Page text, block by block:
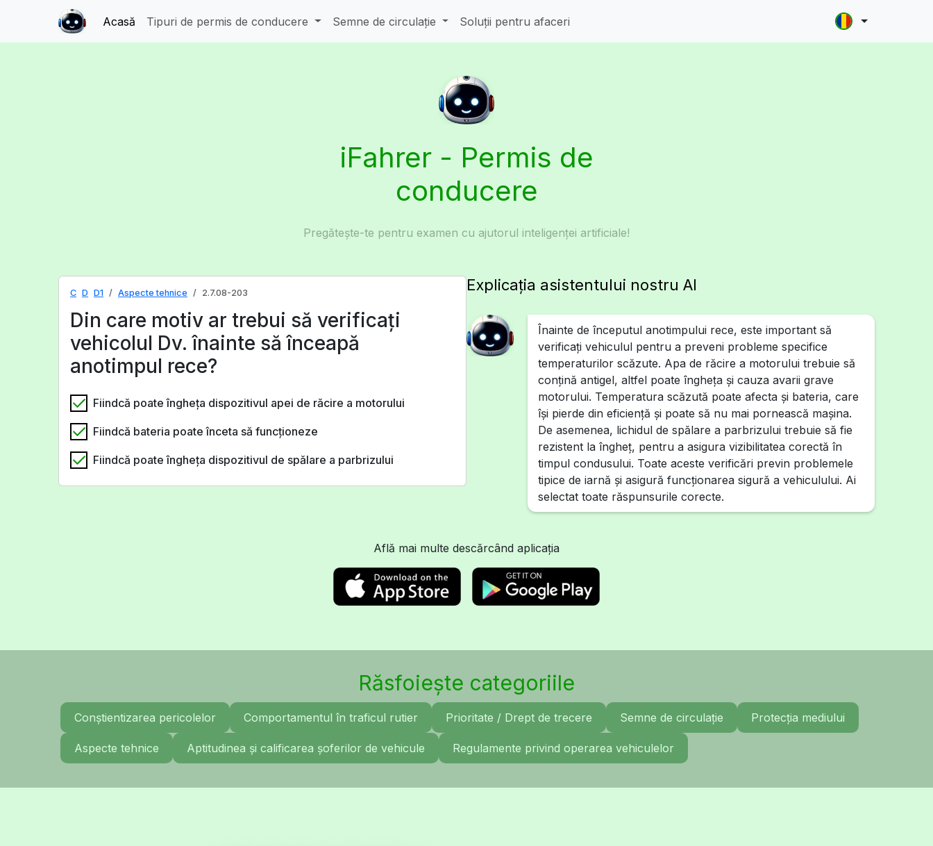
Acasă Tipuri de permis de conducere Semne de circulație Soluții pentru afaceri
iFahrer - Permis de
conducere
Pregătește-te pentru examen cu ajutorul inteligenței artificiale!
C D D1 Aspecte tehnice 2.7.08-203
Din care motiv ar trebui să verificaţi
vehicolul Dv. înainte să înceapă
anotimpul rece?
Fiindcă poate îngheţa dispozitivul apei de răcire a motorului
Fiindcă bateria poate înceta să funcţioneze
Fiindcă poate îngheţa dispozitivul de spălare a parbrizului
Explicația asistentului nostru AI
Înainte de începutul anotimpului rece, este important să
verificați vehiculul pentru a preveni probleme specifice
temperaturilor scăzute. Apa de răcire a motorului trebuie să
conțină antigel, altfel poate îngheța și cauza avarii grave
motorului. Temperatura scăzută poate afecta și bateria, care
își pierde din eficiență și poate să nu mai pornească mașina.
De asemenea, lichidul de spălare a parbrizului trebuie să fie
rezistent la îngheț, pentru a asigura vizibilitatea corectă în
timpul condusului. Toate aceste verificări previn problemele
tipice de iarnă și asigură funcționarea sigură a vehiculului. Ai
selectat toate răspunsurile corecte.
Află mai multe descărcând aplicația
Răsfoiește categoriile
Conștientizarea pericolelor Comportamentul în traficul rutier Prioritate / Drept de trecere Semne de circulație Protecția mediului
Aspecte tehnice Aptitudinea și calificarea șoferilor de vehicule Regulamente privind operarea vehiculelor